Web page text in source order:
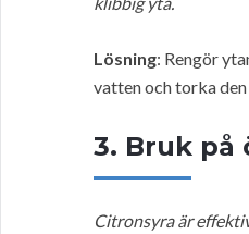
Lösning: Rengör
vatten och torka
3. Bruk på
Citronsyra är